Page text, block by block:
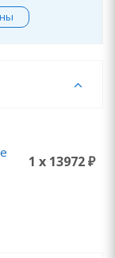
1 x 13972 ₽